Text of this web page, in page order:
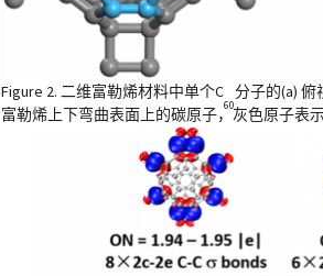
Figure 2. 二维富勒烯材料中单个C
60
分子的(a)
富勒烯上下弯曲表面上的碳原子，灰色原子表